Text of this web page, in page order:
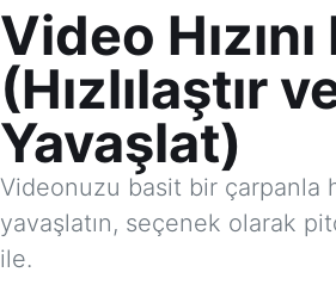
Video
(Hızlılaştır
Yavaşlat)
Videonuzu basit bir çarpanla
yavaşlatın, seçenek olarak
ile.